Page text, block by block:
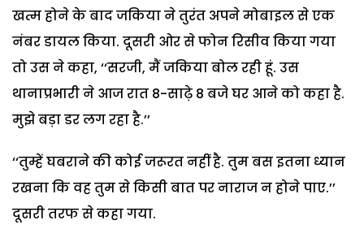
खत्म होने के बाद जकिया ने तुरंत अपने मोबाइल से एक
नंबर डायल किया. दूसरी ओर से फोन रिसीव किया गया
तो उस ने कहा, ‘‘सरजी, मैं जकिया बोल रही हूं. उस
थानाप्रभारी ने आज रात 8-साढ़े 8 बजे घर आने को कहा है.
मुझे बड़ा डर लग रहा है.’’
‘‘तुम्हें घबराने की कोई जरूरत नहीं है. तुम बस इतना ध्यान
रखना कि वह तुम से किसी बात पर नाराज न होने पाए.’’
दूसरी तरफ से कहा गया.